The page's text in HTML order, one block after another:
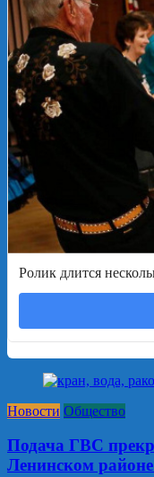
Ролик длится
Новости Общество
Подача ГВС
Ленинском